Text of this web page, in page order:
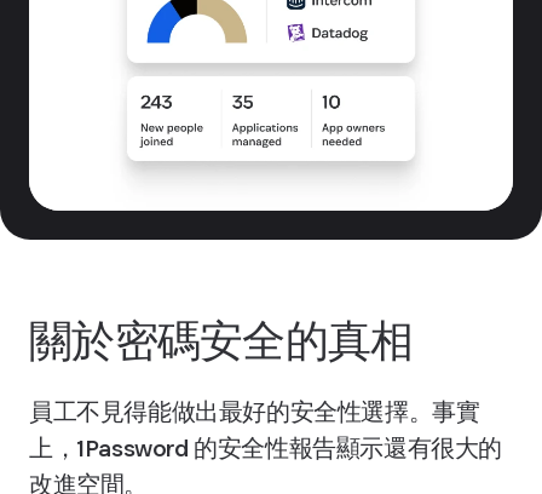
關於密碼安全的真相
員工不見得能做出最好的安全性選擇。事實
上，1Password 的安全性報告顯示還有很大的
改進空間。